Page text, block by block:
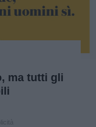
ma tutti gli